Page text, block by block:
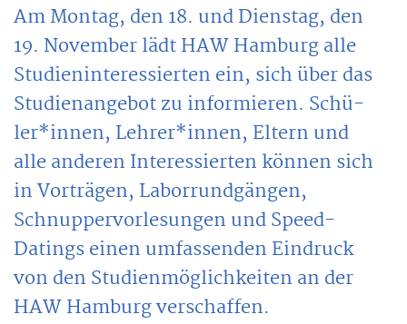
Am Montag, den 18. und Dienstag, den
19. November lädt HAW Hamburg alle
Studieninteressierten ein, sich über das
Studienangebot zu informieren. Schü-
ler*innen, Lehrer*innen, Eltern und
alle anderen Interessierten können sich
in Vorträgen, Laborrundgängen,
Schnuppervorlesungen und Speed-
Datings einen umfassenden Eindruck
von den Studienmöglichkeiten an der
HAW Hamburg verschaffen.